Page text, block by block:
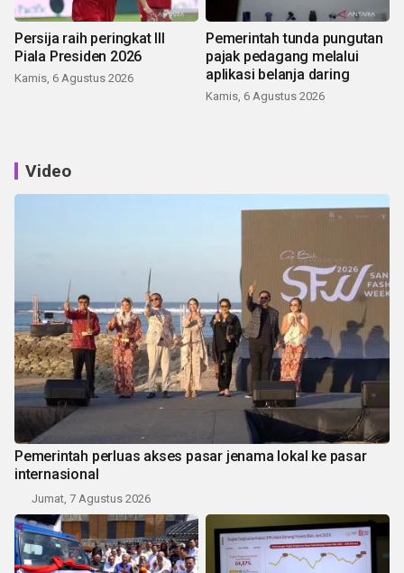
Persija raih peringkat III
Piala Presiden 2026
Kamis, 6 Agustus 2026
Pemerintah tunda pungutan
pajak pedagang melalui
aplikasi belanja daring
Kamis, 6 Agustus 2026
Video
Pemerintah perluas akses pasar jenama lokal ke pasar
internasional
Jumat, 7 Agustus 2026